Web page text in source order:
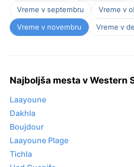
Vreme v septembru
Vreme v
Vreme v novembru
Vreme v
Najboljša mesta v Western
Laayoune
Dakhla
Boujdour
Laayoune Plage
Tichla